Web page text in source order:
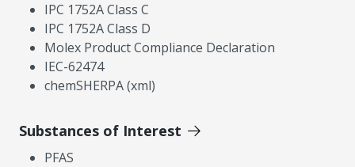
IPC 1752A Class C
IPC 1752A Class D
Molex Product Compliance Declaration
IEC-62474
chemSHERPA (xml)
Substances of Interest
PFAS